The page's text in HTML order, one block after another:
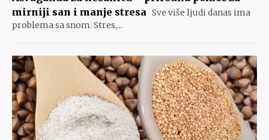
mirniji san i manje stresa Sve više ljudi danas ima
problema sa snom. Stres,...